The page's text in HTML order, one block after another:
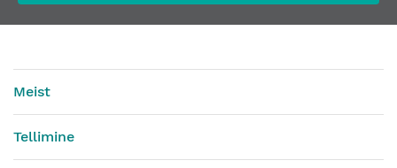
Meist
Tellimine